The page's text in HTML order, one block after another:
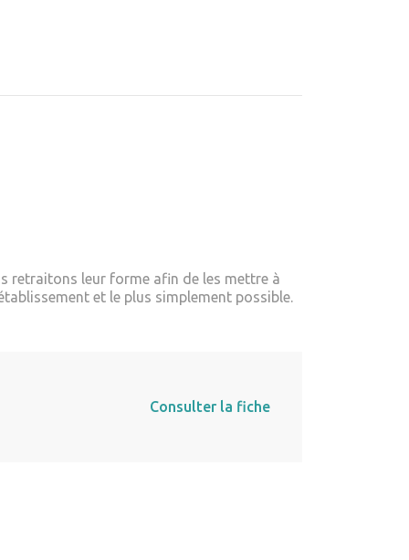
retraitons leur forme afin de les mettre à
et le plus simplement possible.
Consulter la fiche